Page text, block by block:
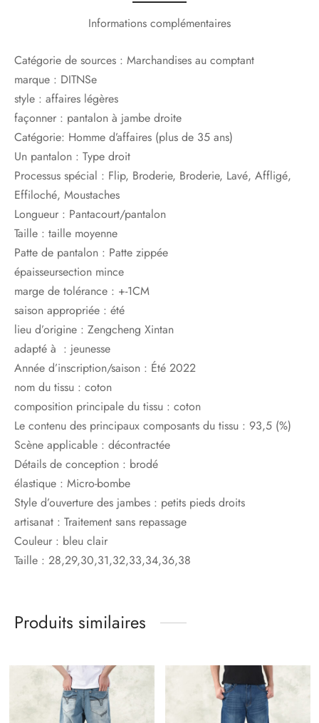
Informations complémentaires
Catégorie de sources : Marchandises au comptant
marque : DITNSe
style : affaires légères
façonner : pantalon à jambe droite
Catégorie: Homme d’affaires (plus de 35 ans)
Un pantalon : Type droit
Processus spécial : Flip, Broderie, Broderie, Lavé, Affligé,
Effiloché, Moustaches
Longueur : Pantacourt/pantalon
Taille : taille moyenne
Patte de pantalon : Patte zippée
épaisseursection mince
marge de tolérance : +-1CM
saison appropriée : été
lieu d’origine : Zengcheng Xintan
adapté à : jeunesse
Année d’inscription/saison : Été 2022
nom du tissu : coton
composition principale du tissu : coton
Le contenu des principaux composants du tissu : 93,5 (%)
Scène applicable : décontractée
Détails de conception : brodé
élastique : Micro-bombe
Style d’ouverture des jambes : petits pieds droits
artisanat : Traitement sans repassage
Couleur : bleu clair
Taille : 28,29,30,31,32,33,34,36,38
Produits similaires